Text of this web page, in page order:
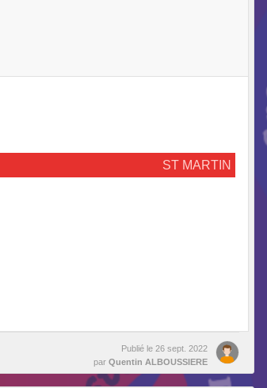
ST MARTIN
Publié le 26 sept. 2022
par Quentin ALBOUSSIERE